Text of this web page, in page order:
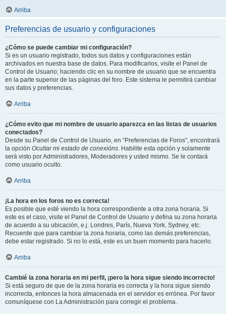
Arriba
Preferencias de usuario y configuraciones
¿Cómo se puede cambiar mi configuración?
Si es un usuario registrado, todos sus datos y configuraciones están
archivados en nuestra base de datos. Para modificarlos, visite el Panel de
Control de Usuario; haciendo clic en su nombre de usuario que se encuentra
en la parte superior de las páginas del foro. Este sistema le permitirá cambiar
sus datos y preferencias.
Arriba
¿Cómo evito que mi nombre de usuario aparezca en las listas de usuarios
conectados?
Desde su Panel de Control de Usuario, en “Preferencias de Foros”, encontrará
la opción Ocultar mi estado de conexións. Habilite esta opción y solamente
será visto por Administradores, Moderadores y usted mismo. Se le contará
como usuario oculto.
Arriba
¡La hora en los foros no es correcta!
Es posible que esté viendo la hora correspondiente a otra zona horaria. Si
este es el caso, visite el Panel de Control de Usuario y defina su zona horaria
de acuerdo a su ubicación, e.j. Londres, París, Nueva York, Sydney, etc.
Recuerde que para cambiar la zona horaria, como las demás preferencias,
debe estar registrado. Si no lo está, este es un buen momento para hacerlo.
Arriba
Cambié la zona horaria en mi perfil, ¡pero la hora sigue siendo incorrecto!
Si está seguro de que de la zona horaria es correcta y la hora sigue siendo
incorrecta, entonces la hora almacenada en el servidor es errónea. Por favor
comuníquese con La Administración para corregir el problema.